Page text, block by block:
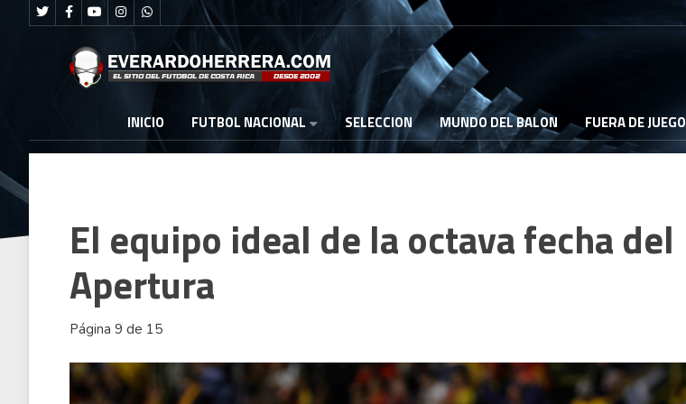
INICIO FUTBOL NACIONAL SELECCION MUNDO DEL BALON FUERA DE JUEGO
El equipo ideal de la octava fecha del
Apertura
Página 9 de 15